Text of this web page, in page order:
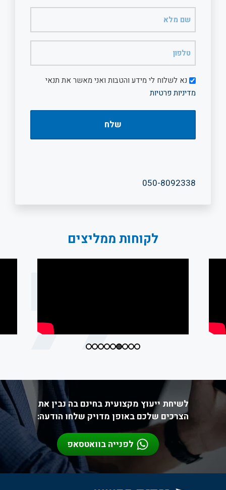
מלא
דיוורנא לשלוח לי מידע והטבות ואני מאשר את תנאי
מדיניות פרטיות
050-8092338
לקוחות ממליצים
לשיחת ייעוץ מקצועית בחינם בה נבין את
הצרכים שלכם באופן מדויק שלחו הודעה:
לפנייה בוואטסאפ